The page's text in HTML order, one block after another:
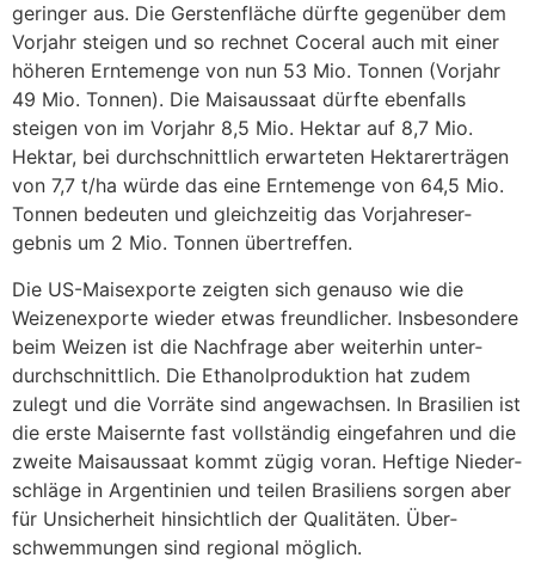
geringer aus. Die Gers­ten­fläche dürfte gegen­über dem
Vorjahr steigen und so rechnet Coceral auch mit einer
höheren Ernte­menge von nun 53 Mio. Tonnen (Vorjahr
49 Mio. Tonnen). Die Mais­aus­saat dürfte eben­falls
steigen von im Vorjahr 8,5 Mio. Hektar auf 8,7 Mio.
Hektar, bei durch­schnitt­lich erwar­teten Hekt­ar­er­trägen
von 7,7 t/ha würde das eine Ernte­menge von 64,5 Mio.
Tonnen bedeuten und gleich­zeitig das Vorjah­res­er­
gebnis um 2 Mio. Tonnen über­treffen.
Die US-Mais­exporte zeigten sich genauso wie die
Weizen­ex­porte wieder etwas freund­li­cher. Insbe­son­dere
beim Weizen ist die Nach­frage aber weiterhin unter­
durch­schnitt­lich. Die Etha­nol­pro­duk­tion hat zudem
zulegt und die Vorräte sind ange­wachsen. In Brasi­lien ist
die erste Mais­ernte fast voll­ständig einge­fahren und die
zweite Mais­aus­saat kommt zügig voran. Heftige Nieder­
schläge in Argen­ti­nien und teilen Brasi­liens sorgen aber
für Unsi­cher­heit hinsicht­lich der Quali­täten. Über­
schwem­mungen sind regional möglich.